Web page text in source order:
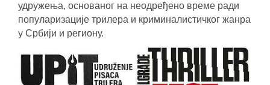
удружења, основаног на неодређено време ради
популаризације трилера и криминалистичког жанра
у Србији и региону.